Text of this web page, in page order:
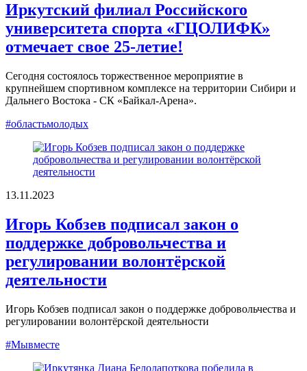
Иркутский филиал Российского
университета спорта «ГЦОЛИФК»
отмечает свое 25-летие!
Сегодня состоялось торжественное мероприятие в
крупнейшем спортивном комплексе на территории Сибири и
Дальнего Востока - СК «Байкал-Арена».
#областьмолодых
13.11.2023
Игорь Кобзев подписал закон о
поддержке добровольчества и
регулировании волонтёрской
деятельности
Игорь Кобзев подписал закон о поддержке добровольчества и
регулировании волонтёрской деятельности
#Мывместе